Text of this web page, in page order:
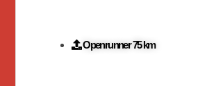
Openrunner 75 km